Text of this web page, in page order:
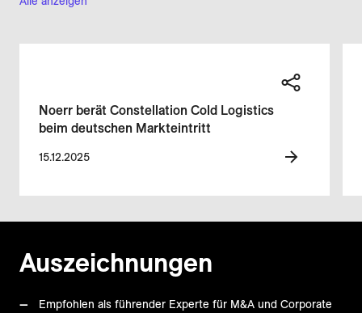
Noerr berät Constellation Cold Logistics
beim deutschen Markteintritt
15.12.2025
Auszeichnungen
Empfohlen als führender Experte für M&A und Corporate